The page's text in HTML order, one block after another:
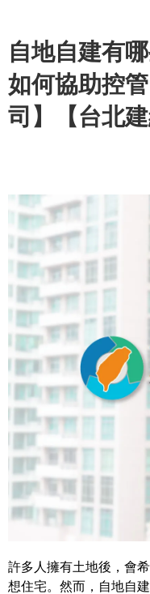
自地自建有
如何協助控
司】【台北建
許多人擁有土地後，會
想住宅。然而，自地自